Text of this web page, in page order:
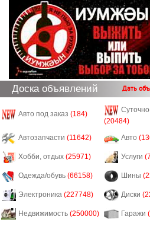
Доска объявлений Дать
Авто под заказ (184)
(20484)
Автозапчасти (11642) Авто
Хобби, отдых (25971) Услуги
Одежда/обувь (66158) Шины
Электроника (227748) Диски
Недвижимость (250000) Гаражи